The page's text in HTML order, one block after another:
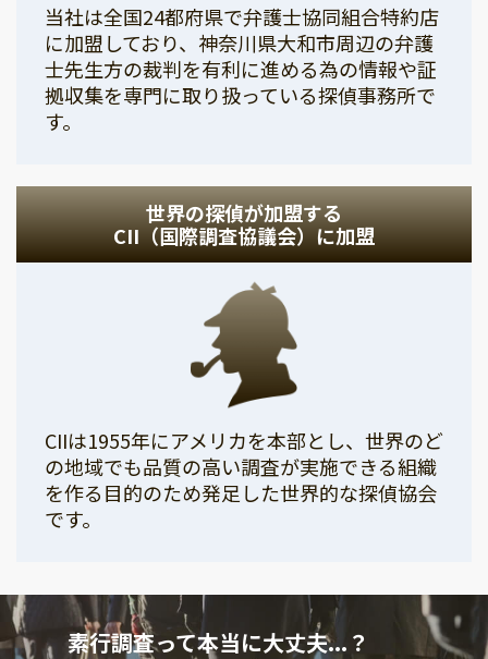
当社は全国24都府県で弁護士協同組合特約店
に加盟しており、神奈川県大和市周辺の弁護
士先生方の裁判を有利に進める為の情報や証
拠収集を専門に取り扱っている探偵事務所で
す。
世界の探偵が加盟する
CII（国際調査協議会）に加盟
CIIは1955年にアメリカを本部とし、世界のど
の地域でも品質の高い調査が実施できる組織
を作る目的のため発足した世界的な探偵協会
です。
素行調査って本当に大丈夫...？